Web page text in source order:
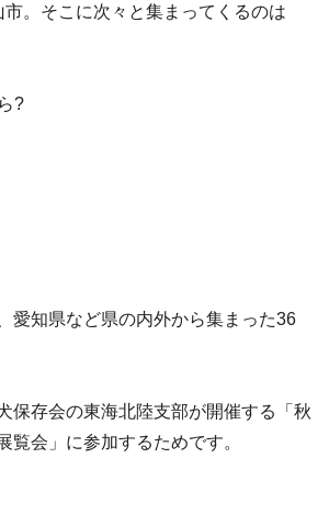
。そこに次々と集まってくるのは
?
愛知県など県の内外から集まった36
保存会の東海北陸支部が開催する「秋
覧会」に参加するためです。